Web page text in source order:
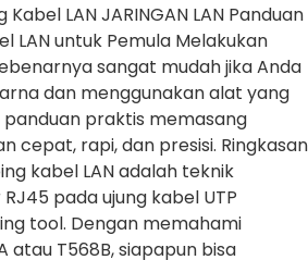
LAN JARINGAN LAN Panduan
LAN untuk Pemula Melakukan
sangat mudah jika Anda
dan menggunakan alat yang
praktis memasang
cepat, rapi, dan presisi. Ringkasan
kabel LAN adalah teknik
pada ujung kabel UTP
tool. Dengan memahami
atau T568B, siapapun bisa